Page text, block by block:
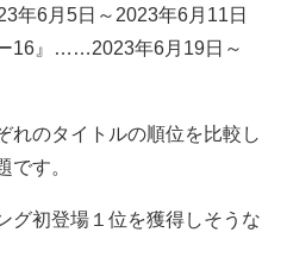
6月5日～2023年6月11日
16』……2023年6月19日～
のタイトルの順位を比較し
です。
初登場１位を獲得しそうな